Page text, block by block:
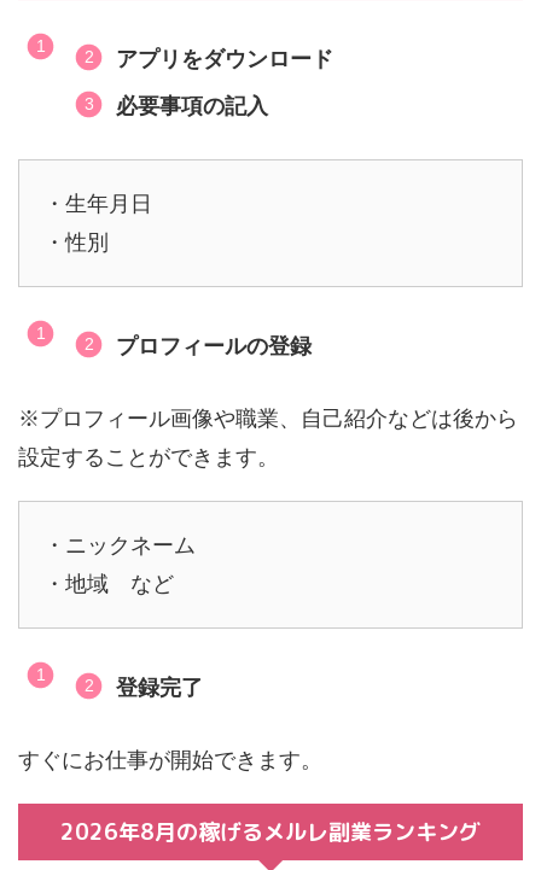
アプリをダウンロード
必要事項の記入
・生年月日
・性別
プロフィールの登録
※プロフィール画像や職業、自己紹介などは後から
設定することができます。
・ニックネーム
・地域 など
登録完了
すぐにお仕事が開始できます。
2026年8月の稼げるメルレ副業ランキング